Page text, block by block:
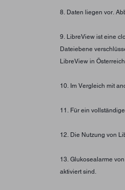
8. Daten liegen vor.
9. LibreView ist eine
Dateiebene
LibreView in
10. Im Vergleich mit
11. Für ein
12. Die Nutzung von
13. Glukosealarme
aktiviert sind.